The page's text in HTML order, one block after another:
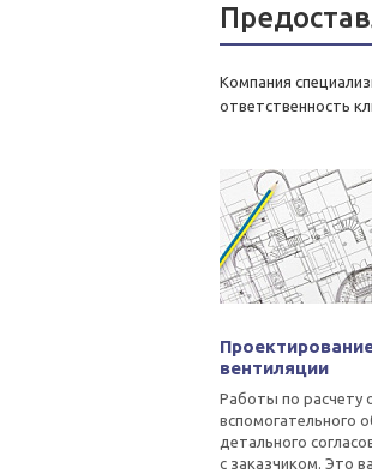
Компания
ответственность
вентиляции
Работы по расчету
вспомогательного
детального
с заказчиком. Это